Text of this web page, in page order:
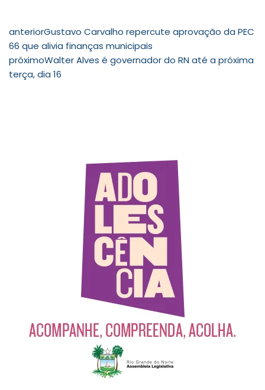
anteriorGustavo Carvalho repercute aprovação da PEC
66 que alivia finanças municipais
próximoWalter Alves é governador do RN até a próxima
terça, dia 16